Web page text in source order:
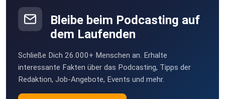
Bleibe beim Podcasting auf
dem Laufenden
Schließe Dich 26.000+ Menschen an. Erhalte
interessante Fakten über das Podcasting, Tipps der
Redaktion, Job-Angebote, Events und mehr.